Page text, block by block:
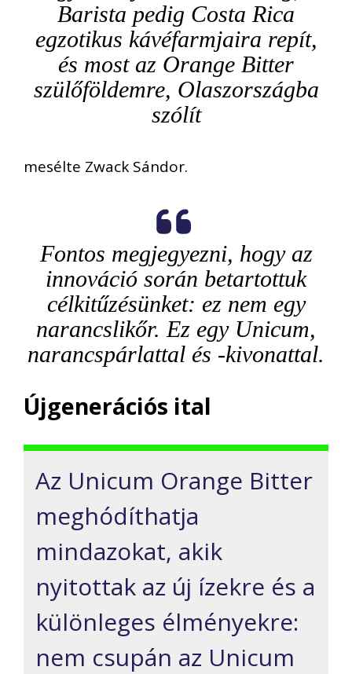
Barista pedig Costa Rica
egzotikus kávéfarmjaira repít,
és most az Orange Bitter
szülőföldemre, Olaszországba
szólít
mesélte Zwack Sándor.
Fontos megjegyezni, hogy az
innováció során betartottuk
célkitűzésünket: ez nem egy
narancslikőr. Ez egy Unicum,
narancspárlattal és -kivonattal.
Újgenerációs ital
Az Unicum Orange Bitter
meghódíthatja
mindazokat, akik
nyitottak az új ízekre és a
különleges élményekre:
nem csupán az Unicum